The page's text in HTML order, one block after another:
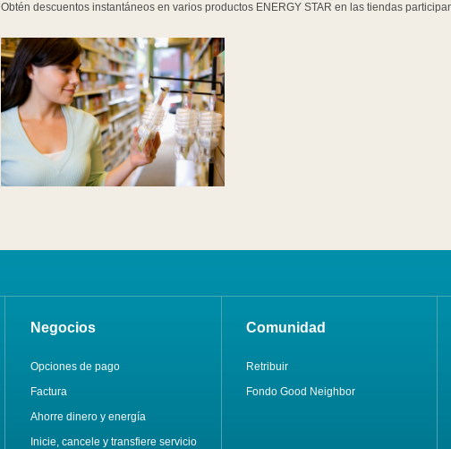
Obtén descuentos instantáneos en varios productos ENERGY STAR en las tiendas
Negocios
Opciones de pago
Factura
Ahorre dinero y energía
Inicie, cancele y transfiere servicio
Comunidad
Retribuir
Fondo Good Neighbor